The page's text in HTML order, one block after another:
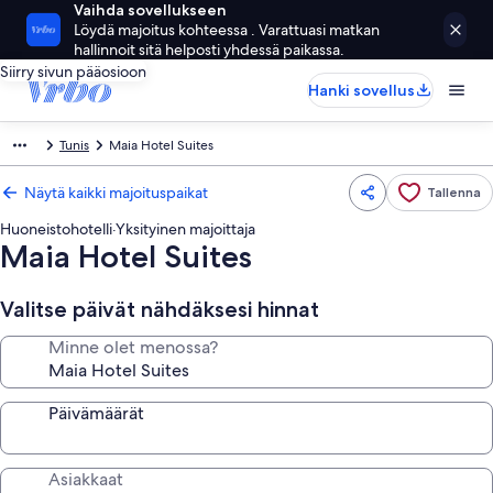
Vaihda sovellukseen
Löydä majoitus kohteessa . Varattuasi matkan
hallinnoit sitä helposti yhdessä paikassa.
Siirry sivun pääosioon
Hanki sovellus
Tunis Maia Hotel Suites
Näytä kaikki majoituspaikat Tallenna
Huoneistohotelli·Yksityinen majoittaja
Maia Hotel Suites
Valitse päivät nähdäksesi hinnat
Minne olet menossa?
Päivämäärät
Asiakkaat